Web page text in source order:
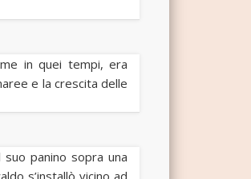
in quei tempi, era
e la crescita delle
panino sopra una
s’installò vicino ad